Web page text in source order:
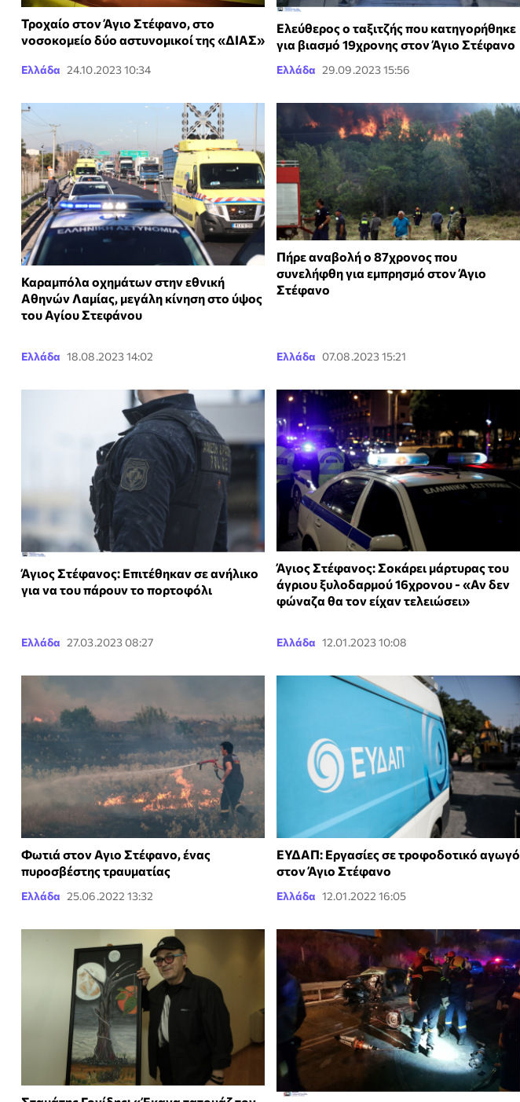
Τροχαίο στον Άγιο Στέφανο, στο
νοσοκομείο δύο αστυνομικοί της «ΔΙΑΣ»
Ελλάδα 24.10.2023 10:34
Ελεύθερος ο ταξιτζής που κατηγορήθηκε
για βιασμό 19χρονης στον Άγιο Στέφανο
Ελλάδα 29.09.2023 15:56
Καραμπόλα οχημάτων στην εθνική
Αθηνών Λαμίας, μεγάλη κίνηση στο ύψος
του Αγίου Στεφάνου
Ελλάδα 18.08.2023 14:02
Πήρε αναβολή ο 87χρονος που
συνελήφθη για εμπρησμό στον Άγιο
Στέφανο
Ελλάδα 07.08.2023 15:21
Άγιος Στέφανος: Επιτέθηκαν σε ανήλικο
για να του πάρουν το πορτοφόλι
Ελλάδα 27.03.2023 08:27
Άγιος Στέφανος: Σοκάρει μάρτυρας του
άγριου ξυλοδαρμού 16χρονου - «Αν δεν
φώναζα θα τον είχαν τελειώσει»
Ελλάδα 12.01.2023 10:08
Φωτιά στον Αγιο Στέφανο, ένας
πυροσβέστης τραυματίας
Ελλάδα 25.06.2022 13:32
ΕΥΔΑΠ: Εργασίες σε τροφοδοτικό αγωγό
στον Άγιο Στέφανο
Ελλάδα 12.01.2022 16:05